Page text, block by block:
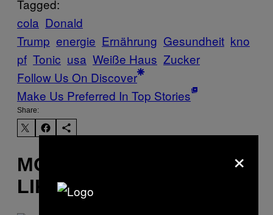
Tagged:
cola Donald
Trump energie Ernährung Gesundheit kno
pf Tonic usa Weiße Haus Zucker
Follow Us On Discover
Make Us Preferred In Top Stories
Share:
MORE
LIKE THIS
×